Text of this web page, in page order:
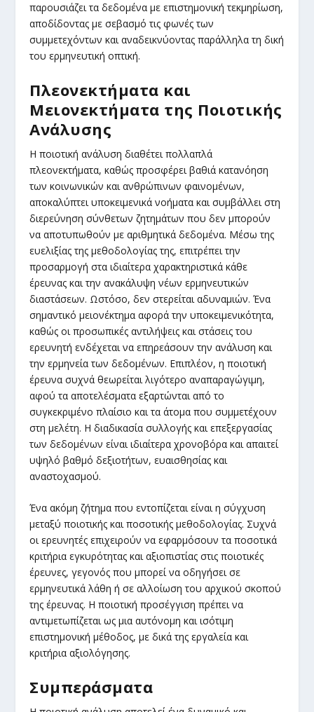
παρουσιάζει τα δεδομένα με επιστημονική τεκμηρίωση,
αποδίδοντας με σεβασμό τις φωνές των
συμμετεχόντων και αναδεικνύοντας παράλληλα τη δική
του ερμηνευτική οπτική.
Πλεονεκτήματα και
Μειονεκτήματα της Ποιοτικής
Ανάλυσης
Η ποιοτική ανάλυση διαθέτει πολλαπλά
πλεονεκτήματα, καθώς προσφέρει βαθιά κατανόηση
των κοινωνικών και ανθρώπινων φαινομένων,
αποκαλύπτει υποκειμενικά νοήματα και συμβάλλει στη
διερεύνηση σύνθετων ζητημάτων που δεν μπορούν
να αποτυπωθούν με αριθμητικά δεδομένα. Μέσω της
ευελιξίας της μεθοδολογίας της, επιτρέπει την
προσαρμογή στα ιδιαίτερα χαρακτηριστικά κάθε
έρευνας και την ανακάλυψη νέων ερμηνευτικών
διαστάσεων. Ωστόσο, δεν στερείται αδυναμιών. Ένα
σημαντικό μειονέκτημα αφορά την υποκειμενικότητα,
καθώς οι προσωπικές αντιλήψεις και στάσεις του
ερευνητή ενδέχεται να επηρεάσουν την ανάλυση και
την ερμηνεία των δεδομένων. Επιπλέον, η ποιοτική
έρευνα συχνά θεωρείται λιγότερο αναπαραγώγιμη,
αφού τα αποτελέσματα εξαρτώνται από το
συγκεκριμένο πλαίσιο και τα άτομα που συμμετέχουν
στη μελέτη. Η διαδικασία συλλογής και επεξεργασίας
των δεδομένων είναι ιδιαίτερα χρονοβόρα και απαιτεί
υψηλό βαθμό δεξιοτήτων, ευαισθησίας και
αναστοχασμού.
Ένα ακόμη ζήτημα που εντοπίζεται είναι η σύγχυση
μεταξύ ποιοτικής και ποσοτικής μεθοδολογίας. Συχνά
οι ερευνητές επιχειρούν να εφαρμόσουν τα ποσοτικά
κριτήρια εγκυρότητας και αξιοπιστίας στις ποιοτικές
έρευνες, γεγονός που μπορεί να οδηγήσει σε
ερμηνευτικά λάθη ή σε αλλοίωση του αρχικού σκοπού
της έρευνας. Η ποιοτική προσέγγιση πρέπει να
αντιμετωπίζεται ως μια αυτόνομη και ισότιμη
επιστημονική μέθοδος, με δικά της εργαλεία και
κριτήρια αξιολόγησης.
Συμπεράσματα